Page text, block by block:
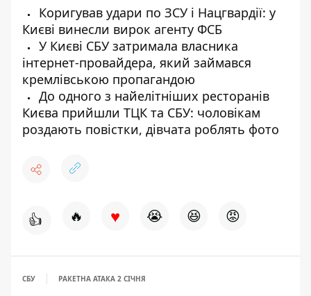
Коригував удари по ЗСУ і Нацгвардії: у
Києві винесли вирок агенту ФСБ
У Києві СБУ затримала власника
інтернет-провайдера, який займався
кремлівською пропагандою
До одного з найелітніших ресторанів
Києва прийшли ТЦК та СБУ: чоловікам
роздають повістки, дівчата роблять фото
👍 🔥 ♥ 😭 😆 😡
СБУ РАКЕТНА АТАКА 2 СІЧНЯ